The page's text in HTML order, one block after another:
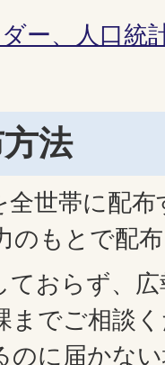
ー、人口統
法
全世帯に配
のもとで配
ておらず、
までご相談
のに届かな